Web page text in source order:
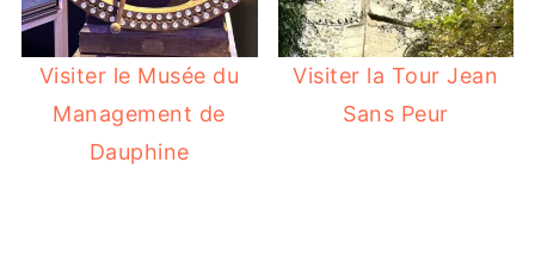
Visiter le Musée du
Management de
Dauphine
Visiter la Tour Jean
Sans Peur